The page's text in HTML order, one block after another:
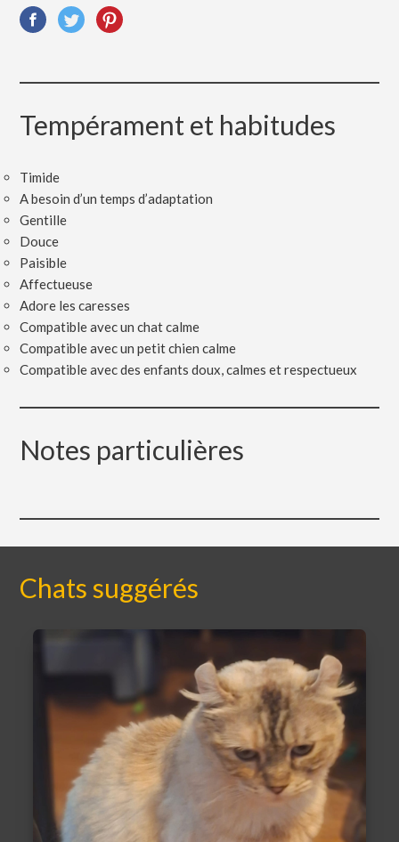
Tempérament et habitudes
Timide
A besoin d’un temps d’adaptation
Gentille
Douce
Paisible
Affectueuse
Adore les caresses
Compatible avec un chat calme
Compatible avec un petit chien calme
Compatible avec des enfants doux, calmes et respectueux
Notes particulières
Chats suggérés